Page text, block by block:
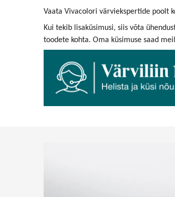
Vaata Vivacolori värviekspertide poolt
Kui tekib lisaküsimusi, siis võta
toodete kohta. Oma küsimuse saad